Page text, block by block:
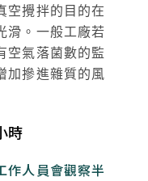
空攪拌的目的在
滑。一般工廠若
空氣落菌數的監
加摻進雜質的風
時
作人員會觀察半